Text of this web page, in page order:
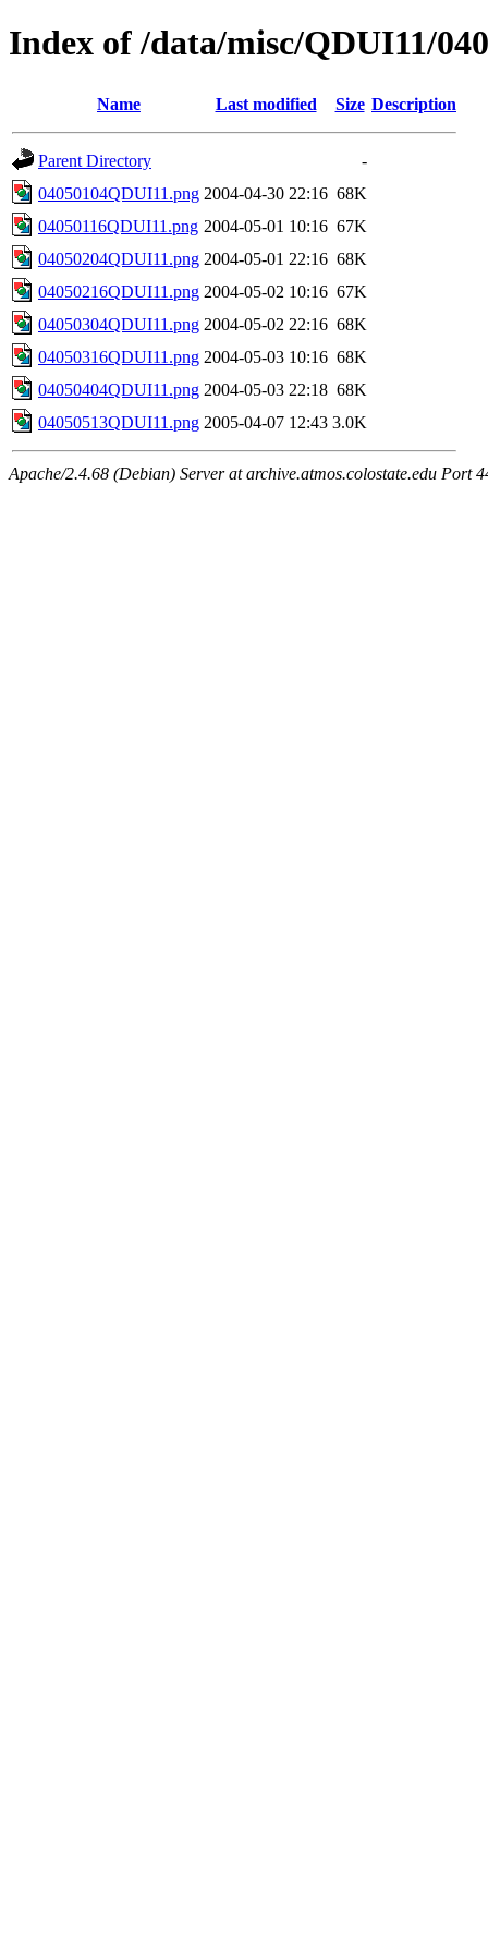
Index of /data/misc/QDUI11/
Name Last modified Size Description
Parent Directory
-
04050104QDUI11.png 2004-04-30 22:16 68K
04050116QDUI11.png 2004-05-01 10:16 67K
04050204QDUI11.png 2004-05-01 22:16 68K
04050216QDUI11.png 2004-05-02 10:16 67K
04050304QDUI11.png 2004-05-02 22:16 68K
04050316QDUI11.png 2004-05-03 10:16 68K
04050404QDUI11.png 2004-05-03 22:18 68K
04050513QDUI11.png 2005-04-07 12:43 3.0K
Apache/2.4.68 (Debian) Server at archive.atmos.colostate.edu Port